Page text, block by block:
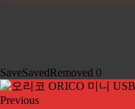
SaveSavedRemoved 0
Previous